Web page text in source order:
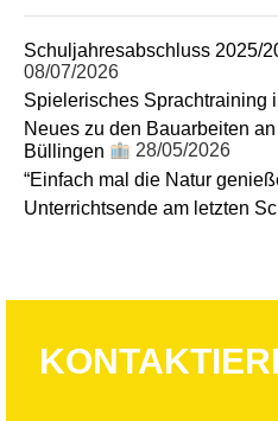
Schuljahresabschluss 2025/
08/07/2026
Spielerisches Sprachtraining
Neues zu den Bauarbeiten
Büllingen
28/05/2026
“Einfach mal die Natur
Unterrichtsende am letzten